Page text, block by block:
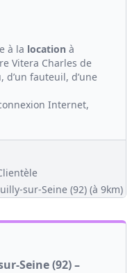
à la location à
Vitera Charles de
d’un fauteuil, d’une
Internet,
sur-Seine (92) (à 9km)
Seine (92) –